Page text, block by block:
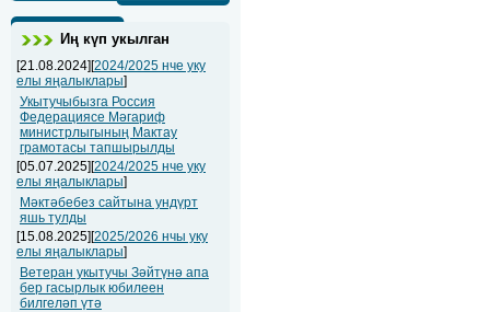
Иң күп укылган
[21.08.2024][2024/2025 нче уку
елы яңалыклары]
Укытучыбызга Россия
Федерациясе Мәгариф
министрлыгының Мактау
грамотасы тапшырылды
[05.07.2025][2024/2025 нче уку
елы яңалыклары]
Мәктәбебез сайтына ундүрт
яшь тулды
[15.08.2025][2025/2026 нчы уку
елы яңалыклары]
Ветеран укытучы Зәйтүнә апа
бер гасырлык юбилеен
билгеләп үтә